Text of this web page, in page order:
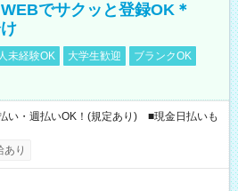
でサクッと登録OK＊
未経験OK 大学生歓迎
ブランクOK
・週払いOK！(規定あり) ■現金日払いも
あり